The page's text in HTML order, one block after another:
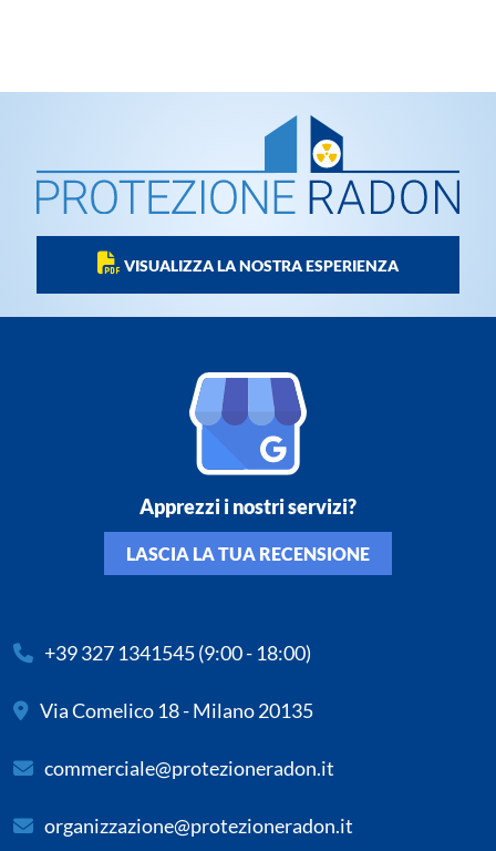
VISUALIZZA LA NOSTRA ESPERIENZA
Apprezzi i nostri servizi?
LASCIA LA TUA RECENSIONE
+39 327 1341545(9:00 - 18:00)
Via Comelico 18 - Milano 20135
commerciale@protezioneradon.it
organizzazione@protezioneradon.it